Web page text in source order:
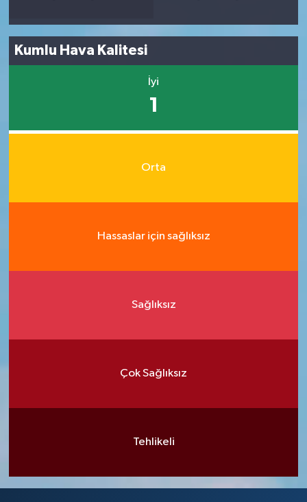
Kumlu Hava Kalitesi
İyi
1
Orta
Hassaslar için sağlıksız
Sağlıksız
Çok Sağlıksız
Tehlikeli